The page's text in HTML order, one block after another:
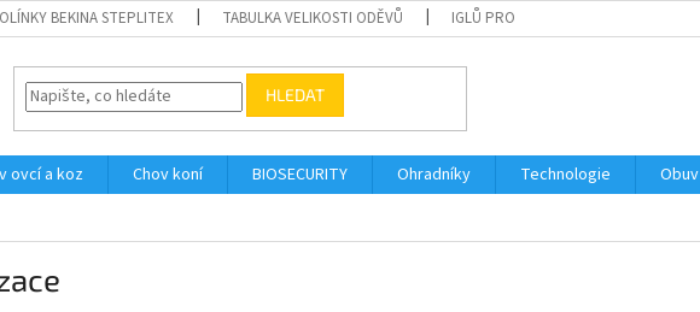
BEKINA STEPLITEX TABULKA VELIKOSTI ODĚVŮ IGLŮ PRO TELATA
HLEDAT
ovcí a koz Chov koní BIOSECURITY Ohradníky Technologie Obuv